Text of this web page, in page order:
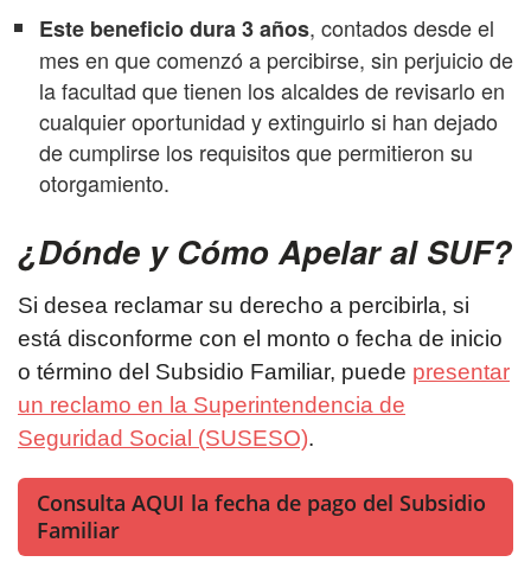
Este beneficio dura 3 años, contados desde el
mes en que comenzó a percibirse, sin perjuicio de
la facultad que tienen los alcaldes de revisarlo en
cualquier oportunidad y extinguirlo si han dejado
de cumplirse los requisitos que permitieron su
otorgamiento.
¿Dónde y Cómo Apelar al SUF?
Si desea reclamar su derecho a percibirla, si
está disconforme con el monto o fecha de inicio
o término del Subsidio Familiar, puede presentar
un reclamo en la Superintendencia de
Seguridad Social (SUSESO).
Consulta AQUI la fecha de pago del Subsidio
Familiar